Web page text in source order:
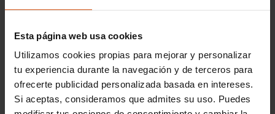
Esta página web usa cookies
Utilizamos cookies propias para mejorar y personalizar
tu experiencia durante la navegación y de terceros para
ofrecerte publicidad personalizada basada en intereses.
Si aceptas, consideramos que admites su uso. Puedes
SsangYong Rexton
La seguridad es una prioridad para el
SsangYong Rexton, que cuenta con múltiples
airbags, sistemas de asistencia al conductor y
una estructura de acero de alta resistencia